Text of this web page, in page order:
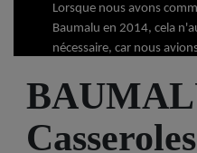
Lorsque nous avons
Baumalu en 2014, cela
nécessaire, car nous
cuivre de la forge
CopperGarden », Baumalu
manches en fer qui
négligeable: grâce à leur